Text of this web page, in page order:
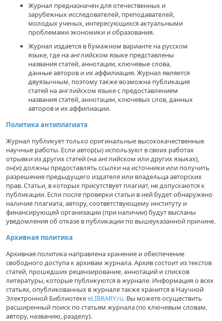
Журнал предназначен для отечественных и
зарубежных исследователей, преподавателей,
молодых ученых, интересующихся актуальными
проблемами экономики и образования.
Журнал издается в бумажном варианте на русском
языке, где на английском языке представлены
названия статей, аннотации, ключевые слова,
данные авторов и их аффилиация. Журнал является
двуязычным, поэтому также возможна публикация
статей на английском языке с предоставлением
названия статей, аннотации, ключевых слов, данных
авторов и их аффилиации.
Политика антиплагиата
Журнал публикует только оригинальные высококачественные
научные работы. Если автор(ы) используют в своих работах
отрывки из других статей (на английском или других языках),
он(и) должны предоставлять ссылки на источники или получить
разрешение предыдущего издателя или владельца авторских
прав. Статьи, в которых присутствует плагиат, не допускаются к
публикации. Если после проверки статьи в ней будет обнаружено
наличие плагиата, автору, соответствующему институту и
финансирующей организации (при наличии) будут высланы
уведомления об отказе в публикации по вышеуказанной причине.
Архивная политика
Архивная политика направлена хранение и обеспечение
свободного доступа к архивам журнала. Архив состоит из текстов
статей, прошедших рецензирование, аннотаций и списков
литературы, которые публикуются в журнале. Информация о всех
статьях, опубликованных в журнале также хранится в Научной
Электронной БиблиотекеeLIBRARY.ru. Вы можете осуществить
расширенный поиск по статьям журнала (по ключевым словам,
автору, названию, разделу).